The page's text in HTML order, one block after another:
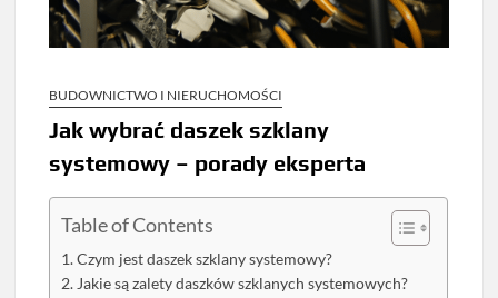
BUDOWNICTWO I NIERUCHOMOŚCI
Jak wybrać daszek szklany
systemowy – porady eksperta
Table of Contents
Czym jest daszek szklany systemowy?
Jakie są zalety daszków szklanych systemowych?